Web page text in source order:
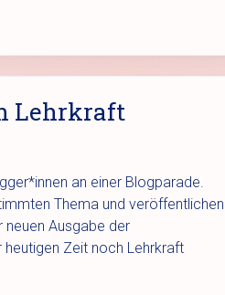
Lehrkraft
an einer Blogparade.
Thema und veröffentlichen
Ausgabe der
Zeit noch Lehrkraft